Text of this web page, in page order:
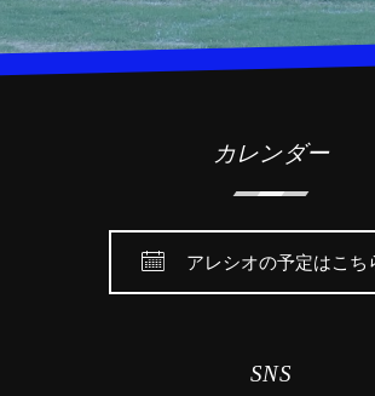
カレンダー
アレシオの予定はこ
SNS